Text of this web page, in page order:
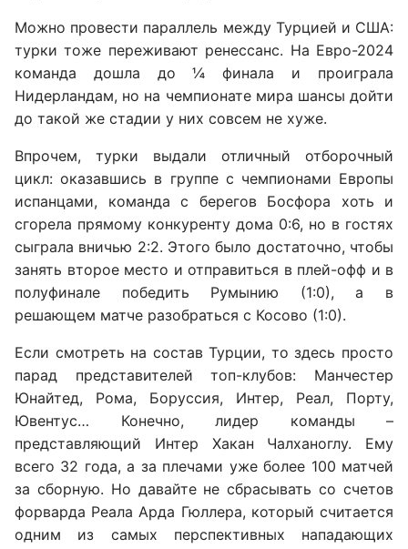
Можно провести параллель между Турцией и США:
турки тоже переживают ренессанс. На Евро-2024
команда дошла до ¼ финала и проиграла
Нидерландам, но на чемпионате мира шансы дойти
до такой же стадии у них совсем не хуже.
Впрочем, турки выдали отличный отборочный
цикл: оказавшись в группе с чемпионами Европы
испанцами, команда с берегов Босфора хоть и
сгорела прямому конкуренту дома 0:6, но в гостях
сыграла вничью 2:2. Этого было достаточно, чтобы
занять второе место и отправиться в плей-офф и в
полуфинале победить Румынию (1:0), а в
решающем матче разобраться с Косово (1:0).
Если смотреть на состав Турции, то здесь просто
парад представителей топ-клубов: Манчестер
Юнайтед, Рома, Боруссия, Интер, Реал, Порту,
Ювентус… Конечно, лидер команды –
представляющий Интер Хакан Чалханоглу. Ему
всего 32 года, а за плечами уже более 100 матчей
за сборную. Но давайте не сбрасывать со счетов
форварда Реала Арда Гюллера, который считается
одним из самых перспективных нападающих